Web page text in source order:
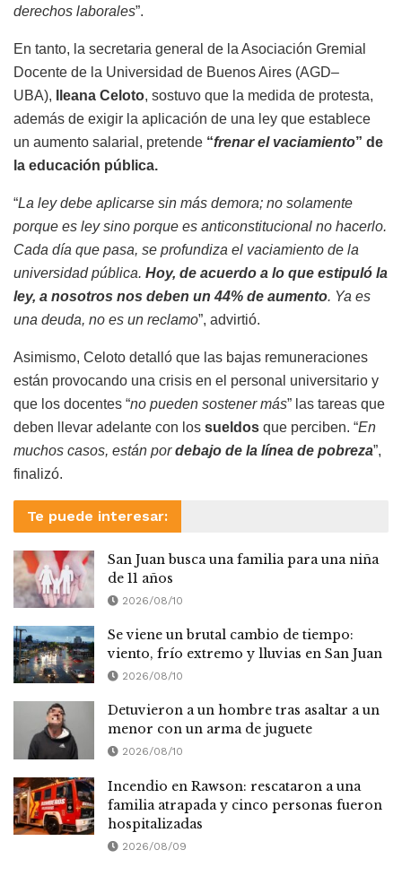
derechos laborales”.
En tanto, la secretaria general de la Asociación Gremial
Docente de la Universidad de Buenos Aires (AGD–
UBA),
Ileana Celoto, sostuvo que la medida de protesta,
además de exigir la aplicación de una ley que establece
un aumento salarial, pretende “frenar el vaciamiento” de
la educación pública.
“La ley debe aplicarse sin más demora; no solamente
porque es ley sino porque es anticonstitucional no hacerlo.
Cada día que pasa, se profundiza el vaciamiento de la
universidad pública. Hoy, de acuerdo a lo que estipuló la
ley, a nosotros nos deben un 44% de aumento. Ya es
una deuda, no es un reclamo”, advirtió.
Asimismo, Celoto detalló que las bajas remuneraciones
están provocando una crisis en el personal universitario y
que los docentes “no pueden sostener más” las tareas que
deben llevar adelante con los sueldos que perciben. “En
muchos casos, están pordebajo de la línea de pobreza”,
finalizó.
Te puede interesar:
San Juan busca una familia para una niña
de 11 años
2026/08/10
Se viene un brutal cambio de tiempo:
viento, frío extremo y lluvias en San Juan
2026/08/10
Detuvieron a un hombre tras asaltar a un
menor con un arma de juguete
2026/08/10
Incendio en Rawson: rescataron a una
familia atrapada y cinco personas fueron
hospitalizadas
2026/08/09